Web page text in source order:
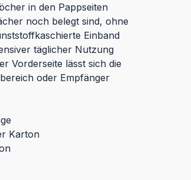
in den Pappseiten
noch belegt sind, ohne
Einband
täglicher Nutzung
Vorderseite lässt sich die
oder Empfänger
Karton